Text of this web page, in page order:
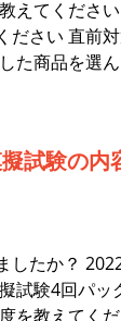
えてくださ
ださい 直前
た商品を選
試験の
したか？
試験4回パッ
を教えてく